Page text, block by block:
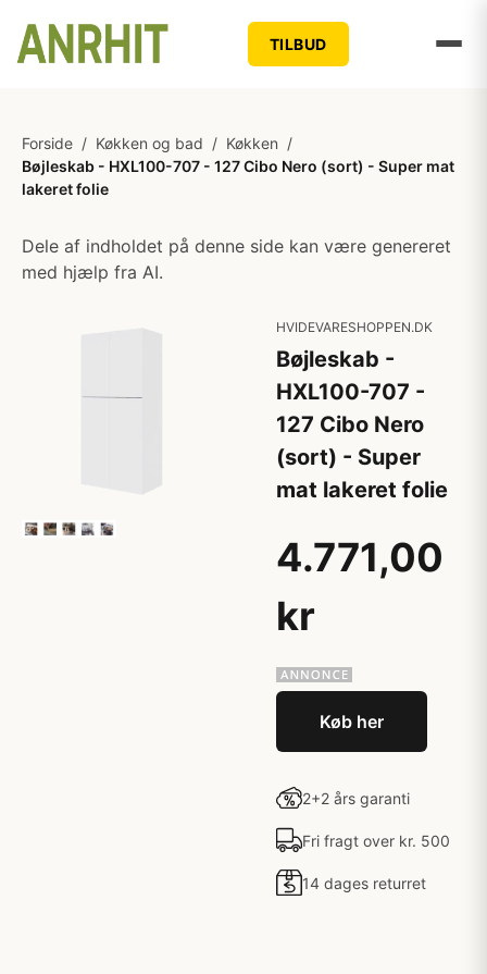
TILBUD
Forside / Køkken og bad / Køkken /
Bøjleskab - HXL100-707 - 127 Cibo Nero (sort) - Super mat
lakeret folie
Dele af indholdet på denne side kan være genereret
med hjælp fra AI.
HVIDEVARESHOPPEN.DK
Bøjleskab -
HXL100-707 -
127 Cibo Nero
(sort) - Super
mat lakeret folie
4.771,00
kr
Køb her
2+2 års garanti
Fri fragt over kr. 500
14 dages returret